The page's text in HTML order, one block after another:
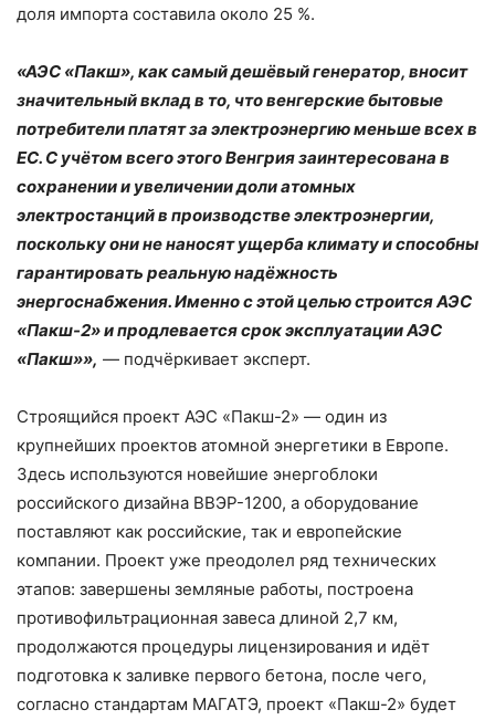
доля импорта составила около 25 %.
«АЭС «Пакш», как самый дешёвый генератор, вносит
значительный вклад в то, что венгерские бытовые
потребители платят за электроэнергию меньше всех в
ЕС. С учётом всего этого Венгрия заинтересована в
сохранении и увеличении доли атомных
электростанций в производстве электроэнергии,
поскольку они не наносят ущерба климату и способны
гарантировать реальную надёжность
энергоснабжения. Именно с этой целью строится АЭС
«Пакш-2» и продлевается срок эксплуатации АЭС
«Пакш»», — подчёркивает эксперт.
Строящийся проект АЭС «Пакш-2» — один из
крупнейших проектов атомной энергетики в Европе.
Здесь используются новейшие энергоблоки
российского дизайна ВВЭР-1200, а оборудование
поставляют как российские, так и европейские
компании. Проект уже преодолел ряд технических
этапов: завершены земляные работы, построена
противофильтрационная завеса длиной 2,7 км,
продолжаются процедуры лицензирования и идёт
подготовка к заливке первого бетона, после чего,
согласно стандартам МАГАТЭ, проект «Пакш-2» будет